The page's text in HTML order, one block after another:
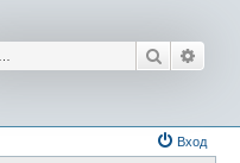
Поиск
Вход